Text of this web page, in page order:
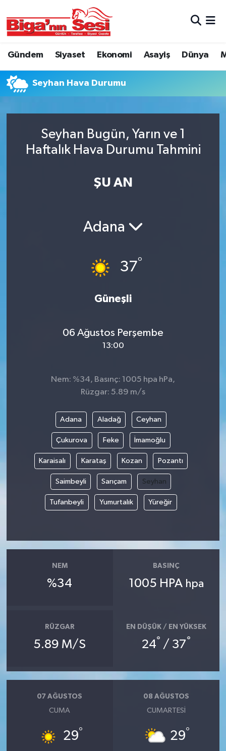
Gündem Siyaset Ekonomi Asayiş Dünya
Seyhan Hava Durumu
Seyhan Bugün, Yarın ve 1
Haftalık Hava Durumu Tahmini
ŞU AN
Adana
37°
Güneşli
06 Ağustos Perşembe
13:00
Nem: %34, Basınç: 1005 hpa hPa,
Rüzgar: 5.89 m/s
Adana Aladağ Ceyhan
Çukurova Feke İmamoğlu
Karaisalı Karataş Kozan Pozantı
Saimbeyli Sarıçam Seyhan
Tufanbeyli Yumurtalık Yüreğir
NEM
%34
BASINÇ
1005 HPA hpa
RÜZGAR
5.89 M/S
EN DÜŞÜK / EN YÜKSEK
24° / 37°
07 AĞUSTOS
CUMA
29°
08 AĞUSTOS
CUMARTESI
29°
Asayiş
Belde ve Köyler
Belediye
Dünya
Resmî ilanlar
Sağlık
Siyaset
Ulusal
Çanakkale Hava Durumu
Süper Lig Puan Durumu ve Fikstür
Tüm Manşetler
Son Dakika Haberleri